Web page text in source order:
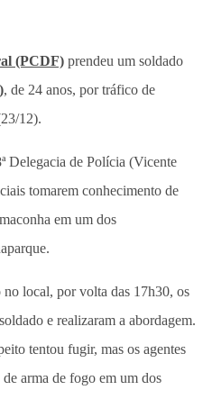
(PCDF) prendeu um soldado
, de 24 anos, por tráfico de
12).
Delegacia de Polícia (Vicente
tomarem conhecimento de
em um dos
local, por volta das 17h30, os
e realizaram a abordagem.
tentou fugir, mas os agentes
arma de fogo em um dos